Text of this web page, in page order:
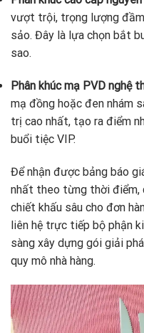
vượt trội, trọng lượng
sảo. Đây là lựa chọn bắt
sao.
Phân khúc mạ PVD nghệ
mạ đồng hoặc đen nhám
trị cao nhất, tạo ra điểm
buổi tiệc VIP.
Để nhận được bảng báo
nhất theo từng thời điểm,
chiết khấu sâu cho đơn
liên hệ trực tiếp bộ phận
sàng xây dựng gói giải
quy mô nhà hàng.